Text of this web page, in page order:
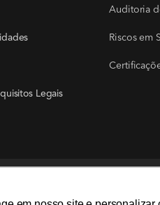
Legais
Auditoria
Riscos em